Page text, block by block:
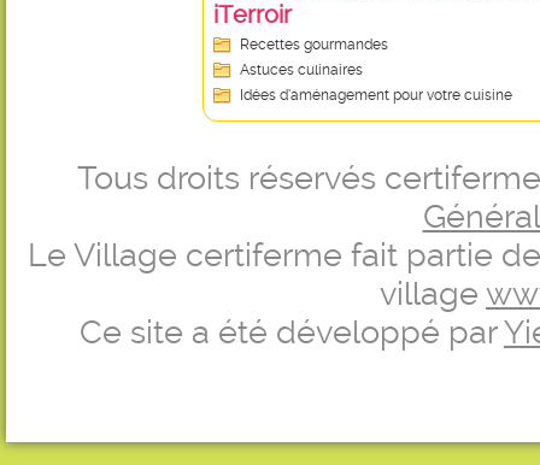
iTerroir
Recettes gourmandes
Astuces culinaires
Idées d’aménagement pour votre cuisine
Tous droits réservés
Le Village certiferme fait partie
village
Ce site a été développé par